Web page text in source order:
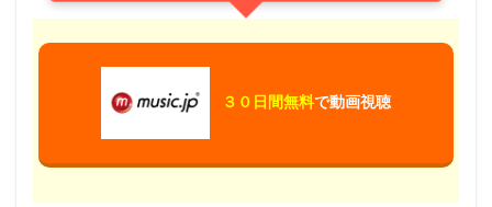
３０日間無料で動画視聴